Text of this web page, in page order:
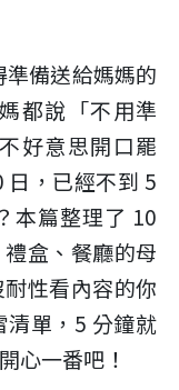
備送給媽媽的
都說「不用準
好意思開口罷
日，已經不到 5
本篇整理了 10
盒、餐廳的母
性看內容的你
單，5 分鐘就
心一番吧！